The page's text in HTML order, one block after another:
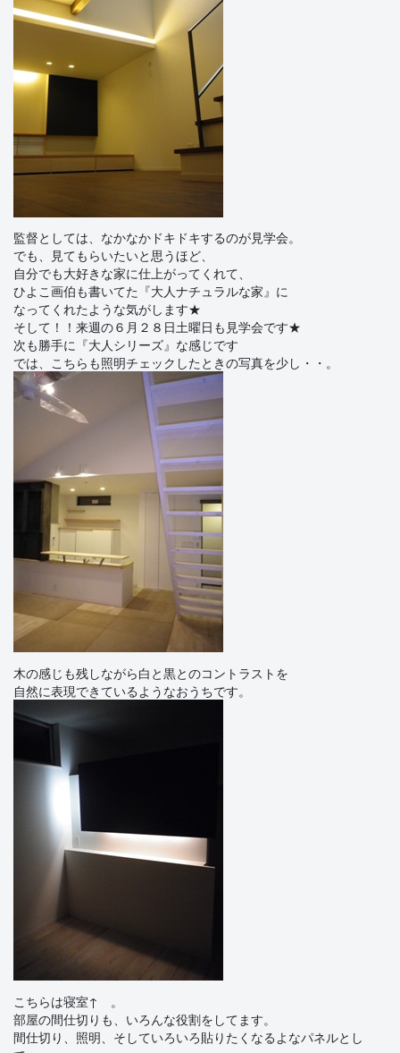
監督としては、なかなかドキドキするのが見学会。
でも、見てもらいたいと思うほど、
自分でも大好きな家に仕上がってくれて、
ひよこ画伯も書いてた『大人ナチュラルな家』に
なってくれたような気がします★
そして！！来週の６月２８日土曜日も見学会です★
次も勝手に『大人シリーズ』な感じです
では、こちらも照明チェックしたときの写真を少し・・。
木の感じも残しながら白と黒とのコントラストを
自然に表現できているようなおうちです。
こちらは寝室↑ 。
部屋の間仕切りも、いろんな役割をしてます。
間仕切り、照明、そしていろいろ貼りたくなるよなパネルとし